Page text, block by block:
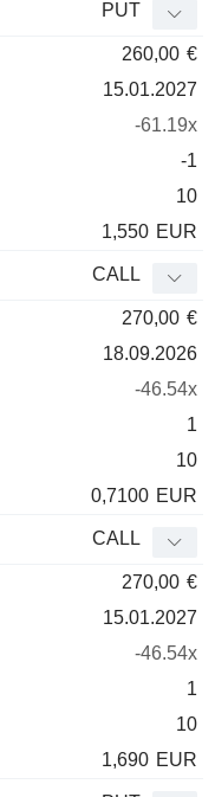
PUT
260,00 €
15.01.2027
-61.19x
-1
10
1,550 EUR
CALL
270,00 €
18.09.2026
-46.54x
1
10
0,7100 EUR
CALL
270,00 €
15.01.2027
-46.54x
1
10
1,690 EUR